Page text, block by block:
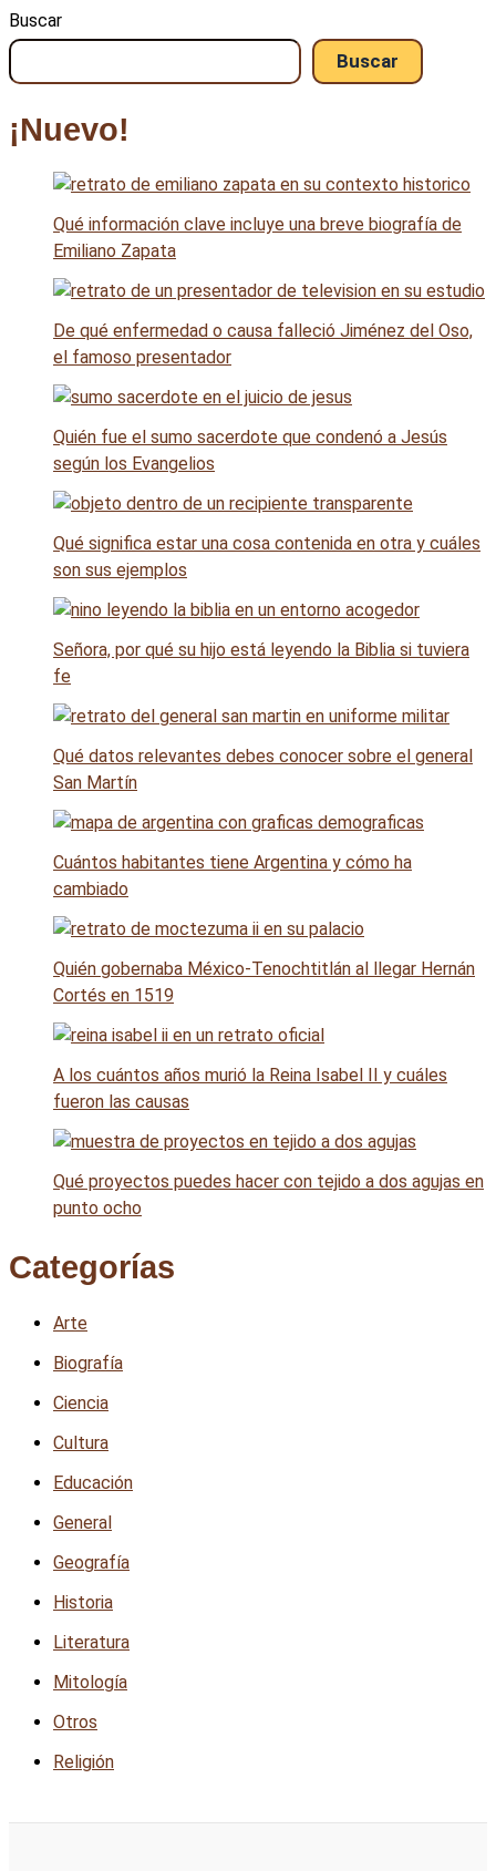
Buscar
Buscar
¡Nuevo!
Qué información clave incluye una breve biografía de
Emiliano Zapata
De qué enfermedad o causa falleció Jiménez del Oso,
el famoso presentador
Quién fue el sumo sacerdote que condenó a Jesús
según los Evangelios
Qué significa estar una cosa contenida en otra y cuáles
son sus ejemplos
Señora, por qué su hijo está leyendo la Biblia si tuviera
fe
Qué datos relevantes debes conocer sobre el general
San Martín
Cuántos habitantes tiene Argentina y cómo ha
cambiado
Quién gobernaba México-Tenochtitlán al llegar Hernán
Cortés en 1519
A los cuántos años murió la Reina Isabel II y cuáles
fueron las causas
Qué proyectos puedes hacer con tejido a dos agujas en
punto ocho
Categorías
Arte
Biografía
Ciencia
Cultura
Educación
General
Geografía
Historia
Literatura
Mitología
Otros
Religión